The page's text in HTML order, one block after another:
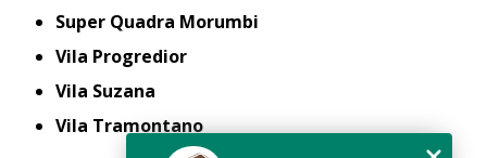
Super Quadra Morumbi
Vila Progredior
Vila Suzana
Vila Tramontano